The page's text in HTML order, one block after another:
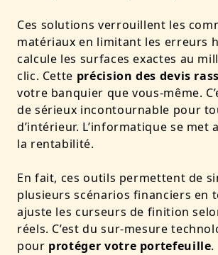
Ces solutions verrouillent les
matériaux en limitant les erreurs
calcule les surfaces exactes au
clic. Cette précision des devis
votre banquier que vous-même.
de sérieux incontournable pour
d’intérieur. L’informatique se met
la rentabilité.
En fait, ces outils permettent de
plusieurs scénarios financiers en
ajuste les curseurs de finition
réels. C’est du sur-mesure
pour protéger votre portefeuille.